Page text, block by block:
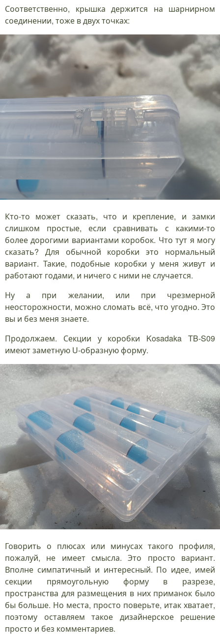
Соответственно, крышка держится на шарнирном
соединении, тоже в двух точках:
Кто-то может сказать, что и крепление, и замки
слишком простые, если сравнивать с какими-то
более дорогими вариантами коробок. Что тут я могу
сказать? Для обычной коробки это нормальный
вариант. Такие, подобные коробки у меня живут и
работают годами, и ничего с ними не случается.
Ну а при желании, или при чрезмерной
неосторожности, можно сломать всё, что угодно. Это
вы и без меня знаете.
Продолжаем. Секции у коробки Kosadaka TB-S09
имеют заметную U-образную форму.
Говорить о плюсах или минусах такого профиля,
пожалуй, не имеет смысла. Это просто вариант.
Вполне симпатичный и интересный. По идее, имей
секции прямоугольную форму в разрезе,
пространства для размещения в них приманок было
бы больше. Но места, просто поверьте, итак хватает,
поэтому оставляем такое дизайнерское решение
просто и без комментариев.